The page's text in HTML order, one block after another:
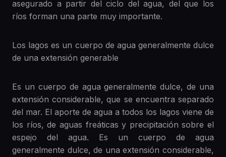
asegurado a partir del ciclo del agua, del que los
ríos forman una parte muy importante.
Los lagos es un cuerpo de agua generalmente dulce
de una extensión generable
Es un cuerpo de agua generalmente dulce, de una
extensión considerable, que se encuentra separado
del mar. El aporte de agua a todos los lagos viene de
los ríos, de aguas freáticas y precipitación sobre el
espejo del agua. Es un cuerpo de agua
generalmente dulce, de una extensión considerable,